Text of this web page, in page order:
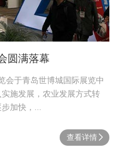
圆满落幕
会于青岛世博城国际展览中
施发展，农业发展方式转
加快，...
查看详情 next